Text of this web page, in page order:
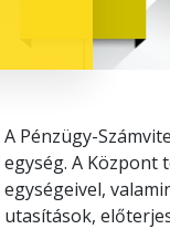
A Pénzügy-
egység. A Központ
egységeivel,
utasítások,